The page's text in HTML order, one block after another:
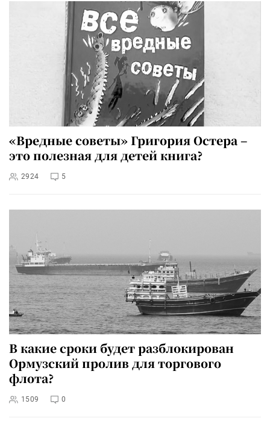
«Вредные советы» Григория Остера –
это полезная для детей книга?
2924 5
В какие сроки будет разблокирован
Ормузский пролив для торгового
флота?
1509 0